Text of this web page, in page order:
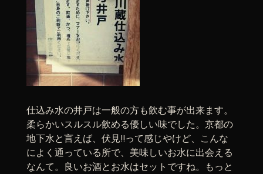
仕込み水の井戸は一般の方も飲む事が出来ます。
柔らかいスルスル飲める優しい味でした。京都の
地下水と言えば、伏見!!って感じやけど、こんな
によく通っている所で、美味しいお水に出会える
なんて。良いお酒とお水はセットですね。もっと